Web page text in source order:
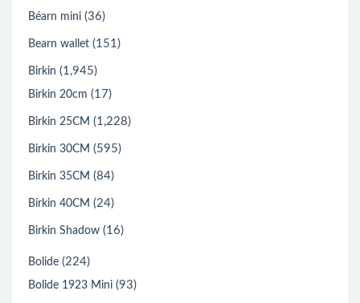
Béarn mini (36)
Bearn wallet (151)
Birkin (1,945)
Birkin 20cm (17)
Birkin 25CM (1,228)
Birkin 30CM (595)
Birkin 35CM (84)
Birkin 40CM (24)
Birkin Shadow (16)
Bolide (224)
Bolide 1923 Mini (93)